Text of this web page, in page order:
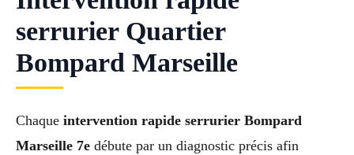
serrurier Quartier
Bompard Marseille
Chaque intervention rapide serrurier Bompard
Marseille 7e débute par un diagnostic précis afin